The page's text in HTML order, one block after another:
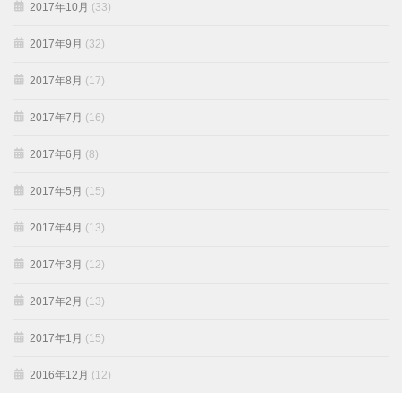
2017年10月 (33)
2017年9月 (32)
2017年8月 (17)
2017年7月 (16)
2017年6月 (8)
2017年5月 (15)
2017年4月 (13)
2017年3月 (12)
2017年2月 (13)
2017年1月 (15)
2016年12月 (12)